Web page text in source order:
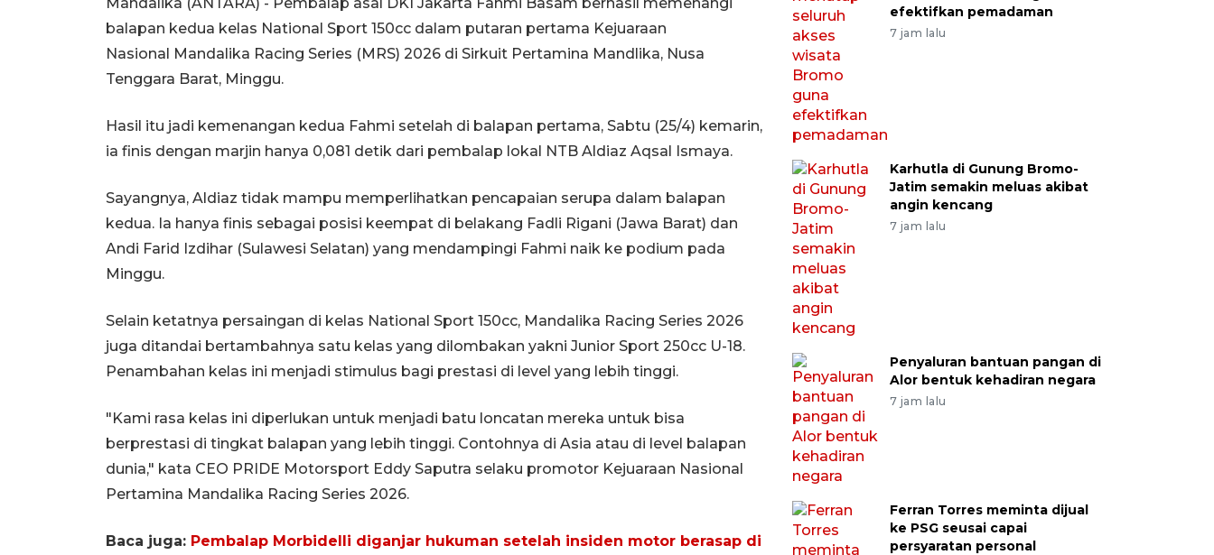
balapan kedua kelas National Sport 150cc dalam putaran pertama Kejuaraan
Nasional Mandalika Racing Series (MRS) 2026 di Sirkuit Pertamina Mandlika, Nusa
Tenggara Barat, Minggu.
Hasil itu jadi kemenangan kedua Fahmi setelah di balapan pertama, Sabtu (25/4) kemarin,
ia finis dengan marjin hanya 0,081 detik dari pembalap lokal NTB Aldiaz Aqsal Ismaya.
Sayangnya, Aldiaz tidak mampu memperlihatkan pencapaian serupa dalam balapan
kedua. Ia hanya finis sebagai posisi keempat di belakang Fadli Rigani (Jawa Barat) dan
Andi Farid Izdihar (Sulawesi Selatan) yang mendampingi Fahmi naik ke podium pada
Minggu.
Selain ketatnya persaingan di kelas National Sport 150cc, Mandalika Racing Series 2026
juga ditandai bertambahnya satu kelas yang dilombakan yakni Junior Sport 250cc U-18.
Penambahan kelas ini menjadi stimulus bagi prestasi di level yang lebih tinggi.
"Kami rasa kelas ini diperlukan untuk menjadi batu loncatan mereka untuk bisa
berprestasi di tingkat balapan yang lebih tinggi. Contohnya di Asia atau di level balapan
dunia," kata CEO PRIDE Motorsport Eddy Saputra selaku promotor Kejuaraan Nasional
Pertamina Mandalika Racing Series 2026.
Baca juga: Pembalap Morbidelli diganjar hukuman setelah insiden motor berasap di
efektifkan pemadaman
7 jam lalu
Karhutla di Gunung Bromo-
Jatim semakin meluas akibat
angin kencang
7 jam lalu
Penyaluran bantuan pangan di
Alor bentuk kehadiran negara
7 jam lalu
Ferran Torres meminta dijual
ke PSG seusai capai
persyaratan personal